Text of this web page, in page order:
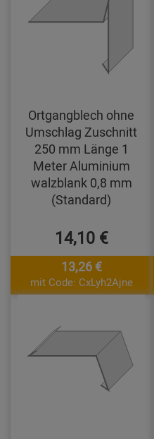
Ortgangblech ohne
Umschlag Zuschnitt
250 mm Länge 1
Meter Aluminium
walzblank 0,8 mm
(Standard)
14,10 €
13,26 €
mit Code: CxLyh2Ajne